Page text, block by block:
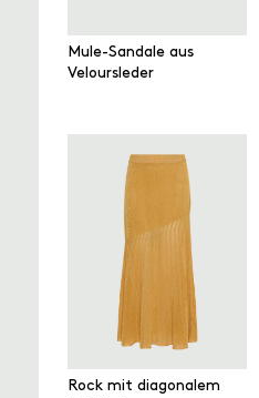
Mule-Sandale aus
Veloursleder
Rock mit diagonalem